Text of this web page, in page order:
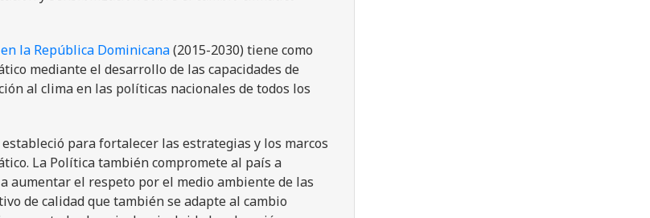
la República Dominicana(2015-2030) tiene como
mediante el desarrollo de las capacidades de
al clima en las políticas nacionales de todos los
estableció para fortalecer las estrategias y los marcos
La Política también compromete al país a
aumentar el respeto por el medio ambiente de las
de calidad que también se adapte al cambio